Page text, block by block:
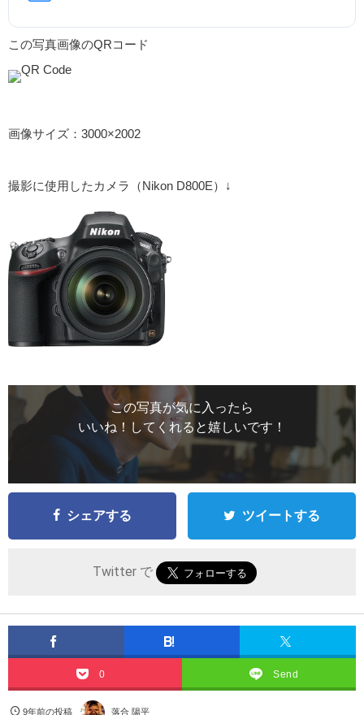
この写真画像のQRコード
画像サイズ：3000×2002
撮影に使用したカメラ（Nikon D800E）↓
この写真が気に入ったら
いいね！してくれると嬉しいです！
シェアする ツイートする
Twitter で
0 Send
9年前の投稿 落合 陽平